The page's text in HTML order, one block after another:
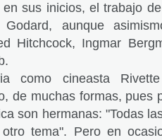
en sus inicios, el trabajo
aunque
Hitchcock, Ingmar
como cineasta
de muchas formas, pues
son hermanas: "Todas
tema". Pero en